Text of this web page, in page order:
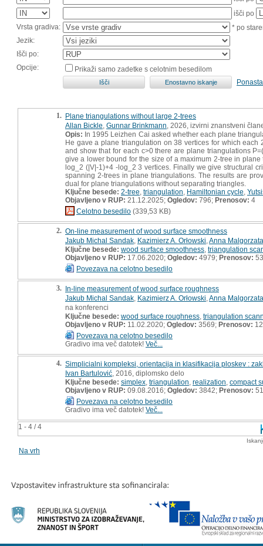
išči po
Vrsta gradiva:
* po
Jezik:
Išči po:
Opcije:
Prikaži samo zadetke s celotnim besedilom
1 - 4 / 4
1. Plane triangulations without large 2-trees
Allan Bickle Gunnar Brinkmann , 2026, izvirni znanstveni
Opis: In 1995 Leizhen Cai asked whether each plane
He gave a plane triangulation on 38 vertices for which
and show that for each c>0 there are plane triangulations
give a lower bound for the size of a maximum 2-tree in
log_2 (|V|-1)+4 -log_2 3 vertices. Finally we give structural
spanning 2-trees in plane triangulations. The results are
dual for plane triangulations without separating triangles.
Ključne besede: 2-tree triangulation Hamiltonian cycle
Objavljeno v RUP: 21.12.2025; Ogledov: 796; Prenosov: 4
Celotno besedilo (339,53 KB)
2. On-line measurement of wood surface smoothness
Jakub Michal Sandak Kazimierz A. Orłowski Anna
Ključne besede: wood surface smoothness triangulation
Objavljeno v RUP: 17.06.2020; Ogledov: 4979; Prenosov: 53
Povezava na celotno besedilo
3. In-line measurement of wood surface roughness
Jakub Michal Sandak Kazimierz A. Orłowski Anna
na konferenci
Ključne besede: wood surface roughness triangulation
Objavljeno v RUP: 11.02.2020; Ogledov: 3569; Prenosov:
Povezava na celotno besedilo
Gradivo ima več datotek! Več...
4. Simplicialni kompleksi, orientacija in klasifikacija ploskev :
Ivan Bartulović , 2016, diplomsko delo
Ključne besede: simplex triangulation realization compact
Objavljeno v RUP: 09.08.2016; Ogledov: 3842; Prenosov: 51
Povezava na celotno besedilo
Gradivo ima več datotek! Več...
Na vrh